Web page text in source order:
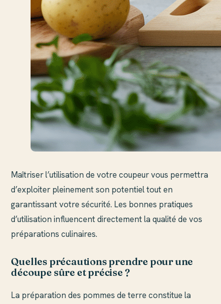
Maîtriser l’utilisation de votre coupeur vous permettra
d’exploiter pleinement son potentiel tout en
garantissant votre sécurité. Les bonnes pratiques
d’utilisation influencent directement la qualité de vos
préparations culinaires.
Quelles précautions prendre pour une
découpe sûre et précise ?
La préparation des pommes de terre constitue la